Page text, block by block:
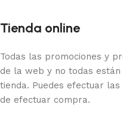
Tienda online
Todas las promociones y
de la web y no todas
tienda. Puedes efectuar
de efectuar compra.